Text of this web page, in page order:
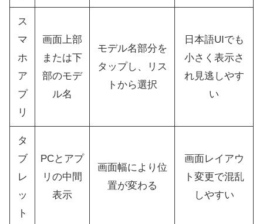
ス
マ
ホ
ア
プ
リ
画面上部
または下
部のモデ
ル名
モデル名部分を
タップし、リス
トから選択
日本語UIでも
小さく表示さ
れ見逃しやす
い
タ
ブ
レ
ッ
ト
PCとアプ
リの中間
表示
画面幅により位
置が変わる
画面レイアウ
ト変更で混乱
しやすい